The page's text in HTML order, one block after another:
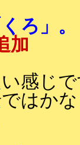
くろ
加
感じ
はか